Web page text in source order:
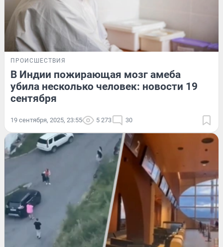
ПРОИСШЕСТВИЯ
В Индии пожирающая мозг амеба
убила несколько человек: новости 19
сентября
19 сентября, 2025, 23:55 5 273 30